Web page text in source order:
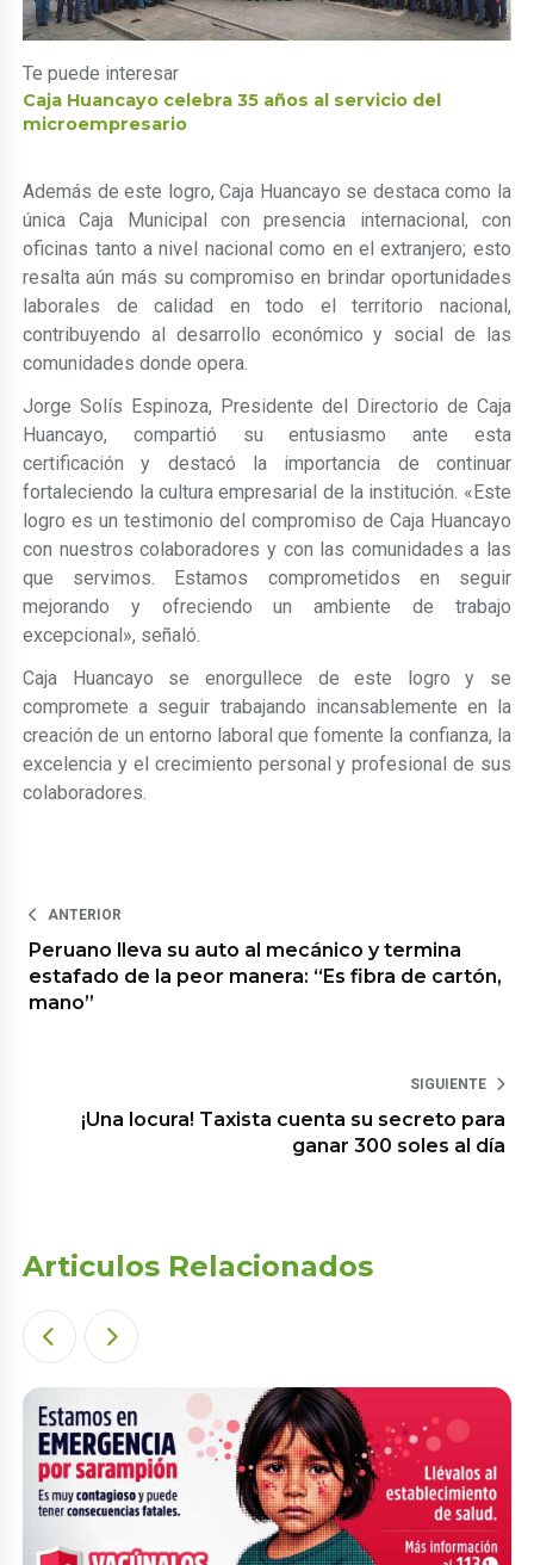
Te puede interesar
Caja Huancayo celebra 35 años al servicio del
microempresario
Además de este logro, Caja Huancayo se destaca como la
única Caja Municipal con presencia internacional, con
oficinas tanto a nivel nacional como en el extranjero; esto
resalta aún más su compromiso en brindar oportunidades
laborales de calidad en todo el territorio nacional,
contribuyendo al desarrollo económico y social de las
comunidades donde opera.
Jorge Solís Espinoza, Presidente del Directorio de Caja
Huancayo, compartió su entusiasmo ante esta
certificación y destacó la importancia de continuar
fortaleciendo la cultura empresarial de la institución. «Este
logro es un testimonio del compromiso de Caja Huancayo
con nuestros colaboradores y con las comunidades a las
que servimos. Estamos comprometidos en seguir
mejorando y ofreciendo un ambiente de trabajo
excepcional», señaló.
Caja Huancayo se enorgullece de este logro y se
compromete a seguir trabajando incansablemente en la
creación de un entorno laboral que fomente la confianza, la
excelencia y el crecimiento personal y profesional de sus
colaboradores.
ANTERIOR
Peruano lleva su auto al mecánico y termina
estafado de la peor manera: “Es fibra de cartón,
mano”
SIGUIENTE
¡Una locura! Taxista cuenta su secreto para
ganar 300 soles al día
Articulos Relacionados